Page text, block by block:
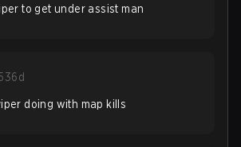
to get under assist man
doing with map kills